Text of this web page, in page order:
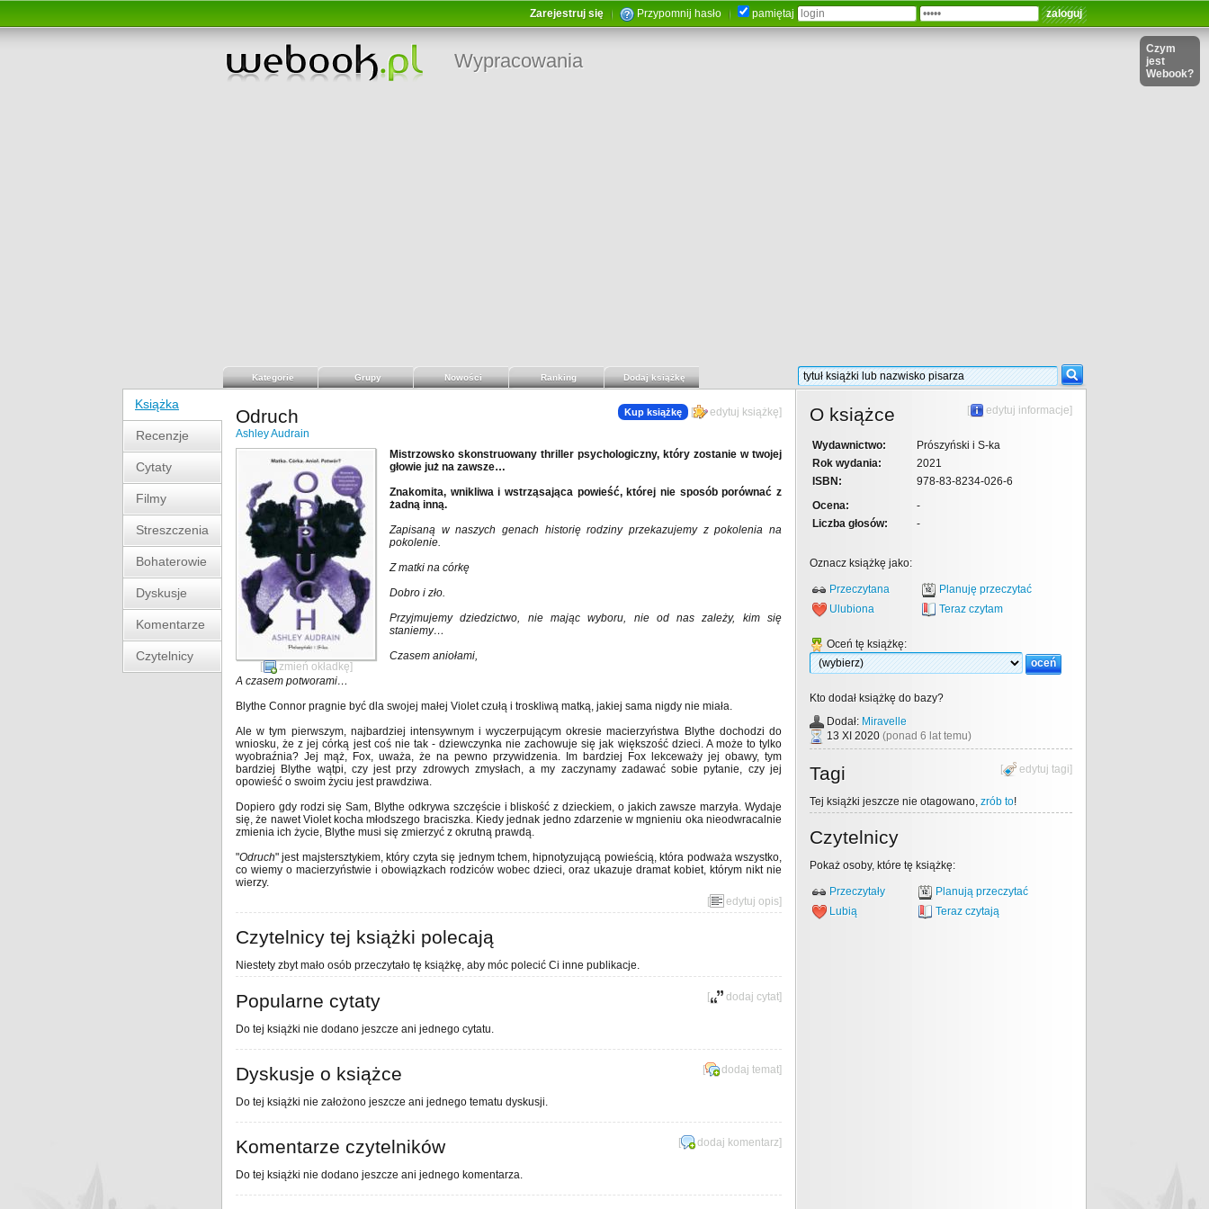
Zarejestruj się Przypomnij hasło pamiętaj
Wypracowania
Czym
jest
Webook?
Kategorie Grupy Nowości Ranking Dodaj książkę
Książka
Recenzje
Cytaty
Filmy
Streszczenia
Bohaterowie
Dyskusje
Komentarze
Czytelnicy
Kup książkę [ edytuj książkę]
Odruch
Ashley Audrain
[ zmień okładkę]
Mistrzowsko skonstruowany thriller psychologiczny, który zostanie w twojej
głowie już na zawsze…
Znakomita, wnikliwa i wstrząsająca powieść, której nie sposób porównać z
żadną inną.
Zapisaną w naszych genach historię rodziny przekazujemy z pokolenia na
pokolenie.
Z matki na córkę
Dobro i zło.
Przyjmujemy dziedzictwo, nie mając wyboru, nie od nas zależy, kim się
staniemy…
Czasem aniołami,
A czasem potworami…
Blythe Connor pragnie być dla swojej małej Violet czułą i troskliwą matką, jakiej sama nigdy nie miała.
Ale w tym pierwszym, najbardziej intensywnym i wyczerpującym okresie macierzyństwa Blythe dochodzi do
wniosku, że z jej córką jest coś nie tak - dziewczynka nie zachowuje się jak większość dzieci. A może to tylko
wyobraźnia? Jej mąż, Fox, uważa, że na pewno przywidzenia. Im bardziej Fox lekceważy jej obawy, tym
bardziej Blythe wątpi, czy jest przy zdrowych zmysłach, a my zaczynamy zadawać sobie pytanie, czy jej
opowieść o swoim życiu jest prawdziwa.
Dopiero gdy rodzi się Sam, Blythe odkrywa szczęście i bliskość z dzieckiem, o jakich zawsze marzyła. Wydaje
się, że nawet Violet kocha młodszego braciszka. Kiedy jednak jedno zdarzenie w mgnieniu oka nieodwracalnie
zmienia ich życie, Blythe musi się zmierzyć z okrutną prawdą.
"Odruch" jest majstersztykiem, który czyta się jednym tchem, hipnotyzującą powieścią, która podważa wszystko,
co wiemy o macierzyństwie i obowiązkach rodziców wobec dzieci, oraz ukazuje dramat kobiet, którym nikt nie
wierzy.
[
edytuj opis]
Czytelnicy tej książki polecają
Niestety zbyt mało osób przeczytało tę książkę, aby móc polecić Ci inne publikacje.
[ dodaj cytat]
Popularne cytaty
Do tej książki nie dodano jeszcze ani jednego cytatu.
[ dodaj temat]
Dyskusje o książce
Do tej książki nie założono jeszcze ani jednego tematu dyskusji.
[ dodaj komentarz]
Komentarze czytelników
Do tej książki nie dodano jeszcze ani jednego komentarza.
[ edytuj informacje]
O książce
Wydawnictwo:
Prószyński i S-ka
Rok wydania:
2021
ISBN:
978-83-8234-026-6
Ocena:
-
Liczba głosów:
-
Oznacz książkę jako:
Przeczytana
Planuję przeczytać
Ulubiona
Teraz czytam
Oceń tę książkę:
Kto dodał książkę do bazy?
Dodał: Miravelle
13 XI 2020 (ponad 6 lat temu)
[ edytuj tagi]
Tagi
Tej książki jeszcze nie otagowano, zrób to!
Czytelnicy
Pokaż osoby, które tę książkę:
Przeczytały
Planują przeczytać
Lubią
Teraz czytają